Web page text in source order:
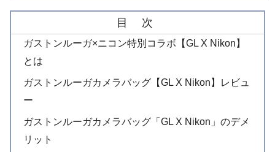
目 次
ガストンルーガ×ニコン特別コラボ【GL X Nikon】
とは
ガストンルーガカメラバッグ【GL X Nikon】レビュ
ー
ガストンルーガカメラバッグ「GL X Nikon」のデメ
リット